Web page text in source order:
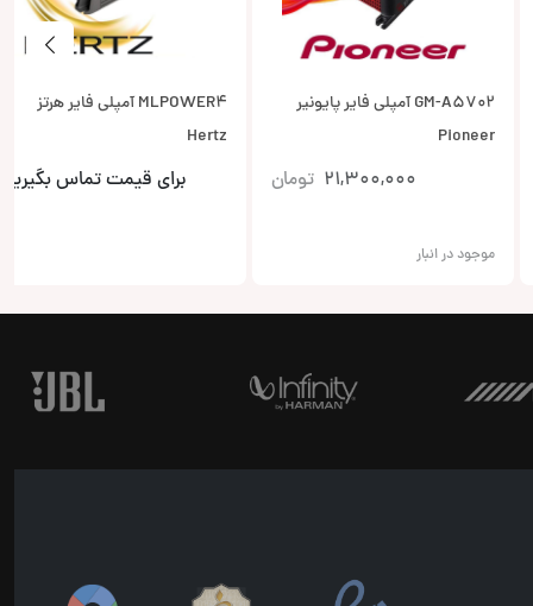
GM-A5702 آمپلی فایر پایونیر
Pioneer
21,300,000 تومان
موجود در انبار
MLPOWER4 آمپلی فایر هرتز
Hertz
برای قیمت تماس بگیرید